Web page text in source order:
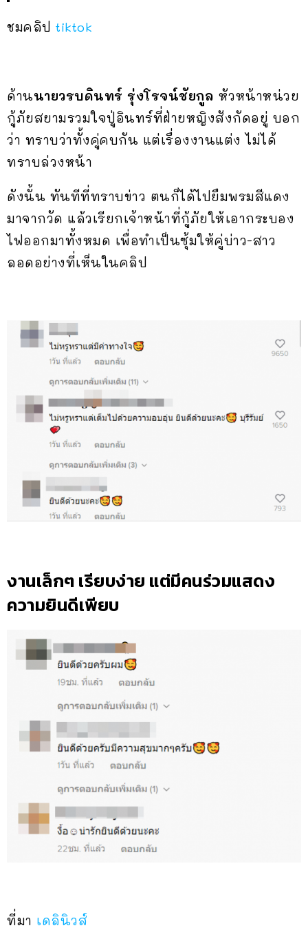
ชมคลิป tiktok
ด้านนายวรบดินทร์ รุ่งโรจน์ชัยกูล หัวหน้าหน่วย
กู้ภัยสยามรวมใจปู่อินทร์ที่ฝ่ายหญิงสังกัดอยู่ บอก
ว่า ทราบว่าทั้งคู่คบกัน แต่เรื่องงานแต่ง ไม่ได้
ทราบล่วงหน้า
ดังนั้น ทันทีที่ทราบข่าว ตนก็ได้ไปยืมพรมสีแดง
มาจากวัด แล้วเรียกเจ้าหน้าที่กู้ภัยให้เอากระบอง
ไฟออกมาทั้งหมด เพื่อทำเป็นซุ้มให้คู่บ่าว-สาว
ลอดอย่างที่เห็นในคลิป
งานเล็กๆ เรียบง่าย แต่มีคนร่วมแสดง
ความยินดีเพียบ
ที่มา เดลินิวส์